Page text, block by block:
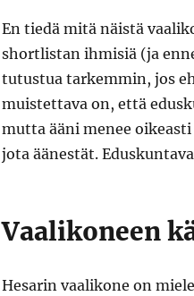
En tiedä mitä näistä
shortlistan ihmisiä (ja
tutustua tarkemmin, jos
muistettava on, että
mutta ääni menee
jota äänestät.
Vaalikoneen
Hesarin vaalikone on